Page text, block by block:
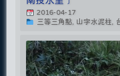
2016-04-17
三等三角點, 山字水泥柱,